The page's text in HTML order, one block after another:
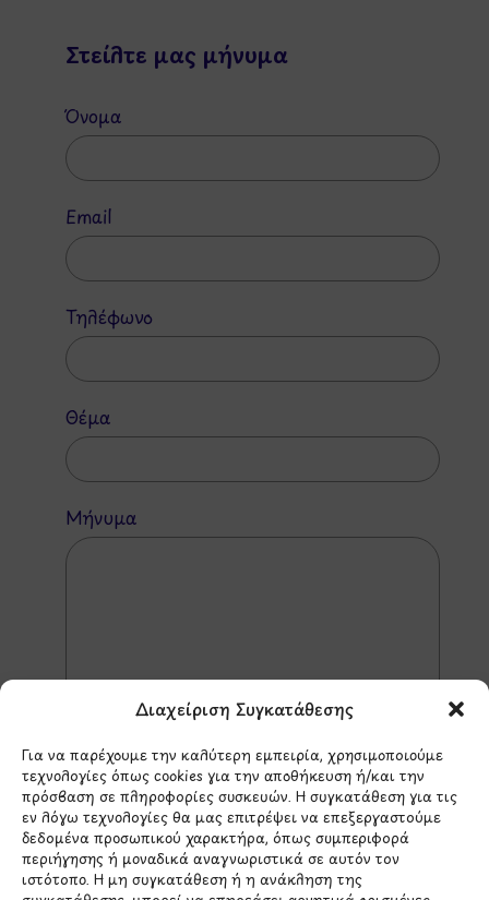
Διαχείριση Συγκατάθεσης
Για να παρέχουμε την καλύτερη εμπειρία, χρησιμοποιούμε
τεχνολογίες όπως cookies για την αποθήκευση ή/και την
πρόσβαση σε πληροφορίες συσκευών. Η συγκατάθεση για τις
εν λόγω τεχνολογίες θα μας επιτρέψει να επεξεργαστούμε
δεδομένα προσωπικού χαρακτήρα, όπως συμπεριφορά
περιήγησης ή μοναδικά αναγνωριστικά σε αυτόν τον
ιστότοπο. Η μη συγκατάθεση ή η ανάκληση της
Στείλτε μας μήνυμα
Όνομα
Email
Τηλέφωνο
Θέμα
Μήνυμα
*Αυτός ο ιστότοπος προστατεύεται από το σύστημα
reCAPTCHA και ισχύουν ηΠολιτική Απορρήτου και οι
Όροι Παροχής Υπηρεσιών της Google.